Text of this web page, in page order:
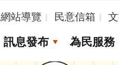
網站導覽 民意信箱
訊息發布 為民服務